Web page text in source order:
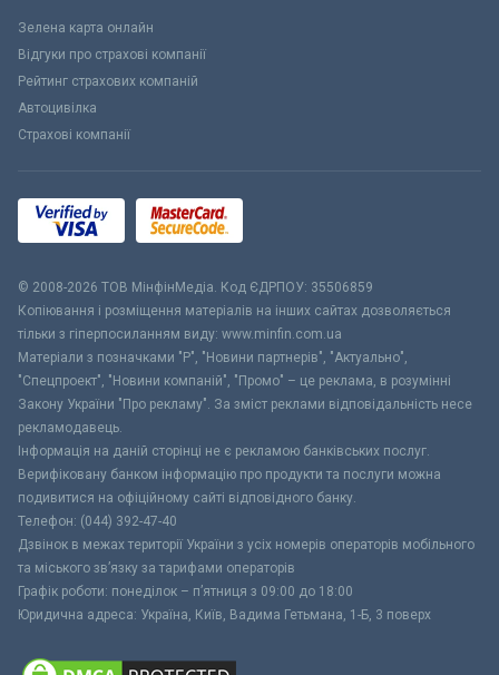
Зелена карта онлайн
Відгуки про страхові компанії
Рейтинг страхових компаній
Автоцивілка
Страхові компанії
© 2008-2026 ТОВ МiнфiнМедiа. Код ЄДРПОУ: 35506859
Копіювання і розміщення матеріалів на інших сайтах дозволяється
тільки з гіперпосиланням виду: www.minfin.com.ua
Матеріали з позначками "Р", "Новини партнерів", "Актуально",
"Спецпроект", "Новини компаній", "Промо" – це реклама, в розумінні
Закону України "Про рекламу". За зміст реклами відповідальність несе
рекламодавець.
Інформація на даній сторінці не є рекламою банківських послуг.
Верифіковану банком інформацію про продукти та послуги можна
подивитися на офіційному сайті відповідного банку.
Телефон: (044) 392-47-40
Дзвінок в межах території України з усіх номерів операторів мобільного
та міського зв’язку за тарифами операторів
Графік роботи: понеділок – п’ятниця з 09:00 до 18:00
Юридична адреса: Україна, Київ, Вадима Гетьмана, 1-Б, 3 поверх